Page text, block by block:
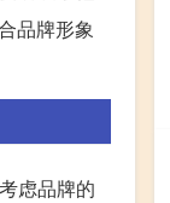
品牌形象
虑品牌的